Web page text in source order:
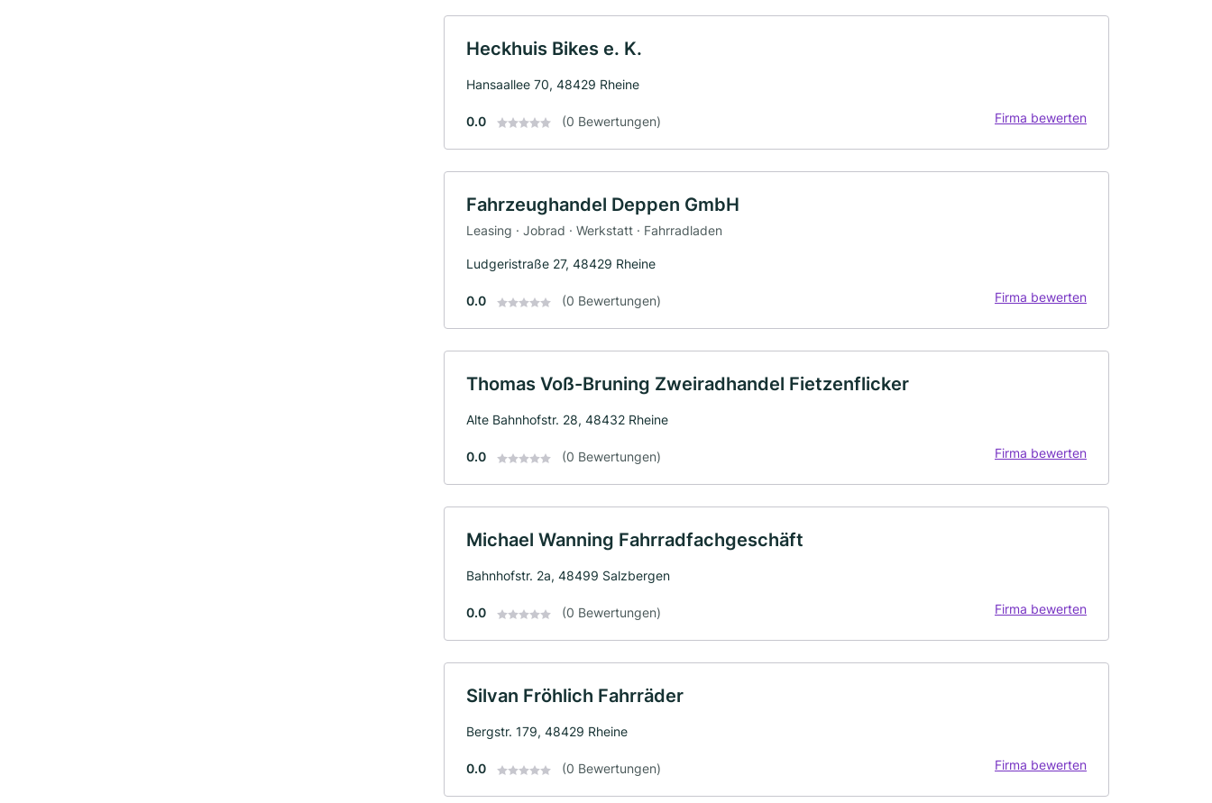
Heckhuis Bikes e. K.
Hansaallee 70, 48429 Rheine
0.0 (0 Bewertungen) Firma bewerten
Fahrzeughandel Deppen GmbH
Leasing · Jobrad · Werkstatt · Fahrradladen
Ludgeristraße 27, 48429 Rheine
0.0 (0 Bewertungen) Firma bewerten
Thomas Voß-Bruning Zweiradhandel Fietzenflicker
Alte Bahnhofstr. 28, 48432 Rheine
0.0 (0 Bewertungen) Firma bewerten
Michael Wanning Fahrradfachgeschäft
Bahnhofstr. 2a, 48499 Salzbergen
0.0 (0 Bewertungen) Firma bewerten
Silvan Fröhlich Fahrräder
Bergstr. 179, 48429 Rheine
0.0 (0 Bewertungen) Firma bewerten